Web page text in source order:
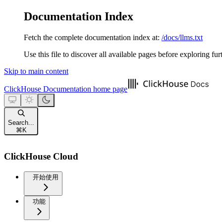
Documentation Index
Fetch the complete documentation index at: /docs/llms.txt
Use this file to discover all available pages before exploring
Skip to main content
ClickHouse Documentation home page
Search...
⌘ K
ClickHouse Cloud
开始使用
功能